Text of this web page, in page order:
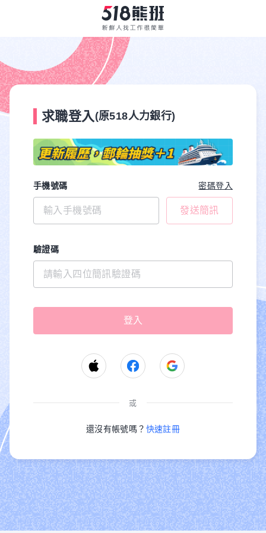
求職登入 (原518人力銀行)
手機號碼 密碼登入
發送簡訊
驗證碼
或
還沒有帳號嗎？ 快速註冊